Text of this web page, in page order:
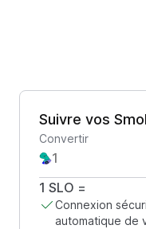
Suivre vos
Convertir
1 SLO =
Connexion
automatique de